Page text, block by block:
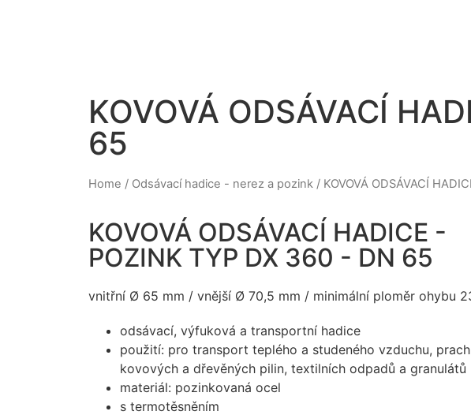
KOVOVÁ ODSÁVACÍ
65
Home / Odsávací hadice - nerez a pozink / KOVOVÁ ODSÁVACÍ
KOVOVÁ ODSÁVACÍ HADICE -
POZINK TYP DX 360 - DN 65
vnitřní Ø 65 mm / vnější Ø 70,5 mm / minimální ploměr ohybu
odsávací, výfuková a transportní hadice
použití: pro transport teplého a studeného vzduchu,
kovových a dřevěných pilin, textilních odpadů a granulátů
materiál: pozinkovaná ocel
s termotěsněním